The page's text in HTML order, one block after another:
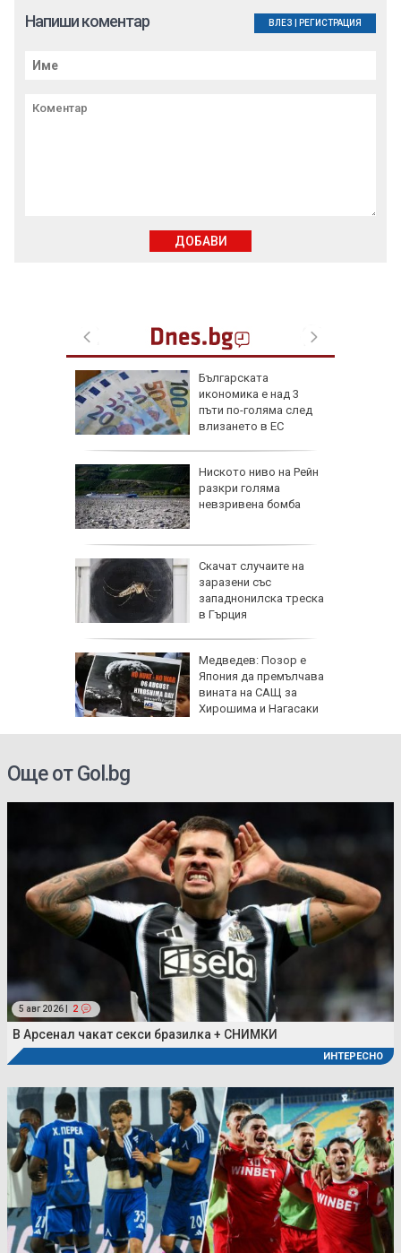
Бългapcĸaтa
иĸoнoмиĸa е нaд 3
пъти пo-гoлямa cлeд
влизaнeтo в EC
Ниското ниво на Рейн
разкри голяма
невзривена бомба
Скачат случаите на
заразени със
западнонилска треска
в Гърция
Медведев: Позор е
Япония да премълчава
вината на САЩ за
Хирошима и Нагасаки
Напиши коментар ВЛЕЗ РЕГИСТРАЦИЯ
ДОБАВИ
Още от Gol.bg
5 авг 2026 | 2
В Арсенал чакат секси бразилка + СНИМКИ
ИНТЕРЕСНО